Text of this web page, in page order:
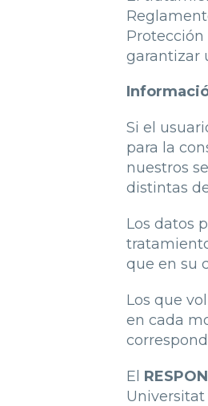
Protección
garantizar
Si el
para la
nuestros
distintas
Los datos
que en su
Los que
en cada
El
Universitat